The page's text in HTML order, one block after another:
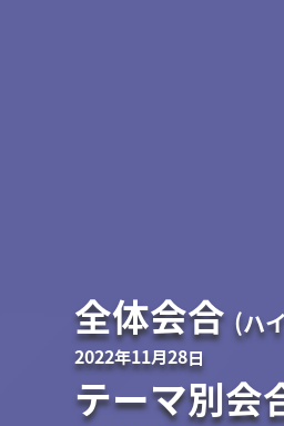
全体会合(ハ
2022年11月28日
テーマ別会